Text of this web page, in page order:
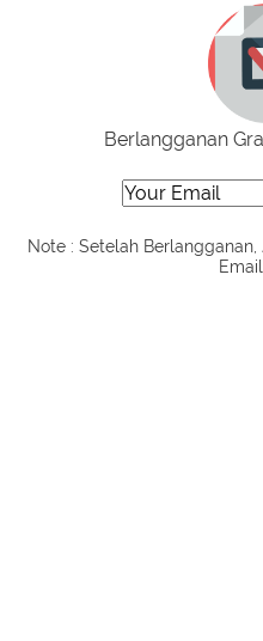
Berlangganan
Note : Setelah